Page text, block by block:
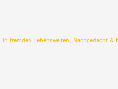
in fremden Lebenswelten, Nachgedacht &